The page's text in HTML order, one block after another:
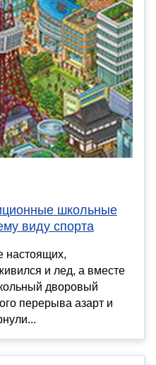
школьные
виду спорта
настоящих,
и лед, а вместе
дворовый
перерыва азарт и